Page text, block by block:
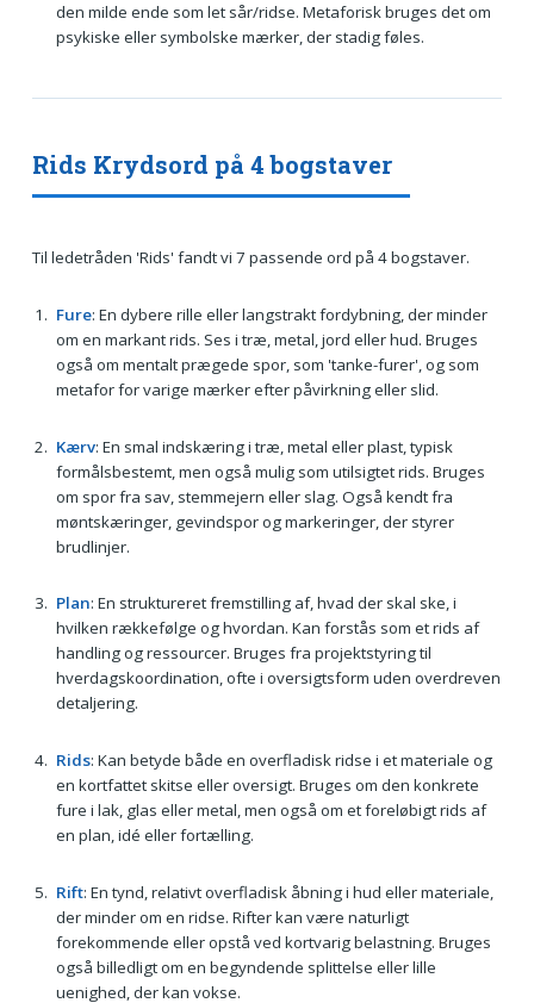
den milde ende som let sår/ridse. Metaforisk bruges det om
psykiske eller symbolske mærker, der stadig føles.
Rids Krydsord på 4 bogstaver
Til ledetråden 'Rids' fandt vi 7 passende ord på 4 bogstaver.
Fure: En dybere rille eller langstrakt fordybning, der minder
om en markant rids. Ses i træ, metal, jord eller hud. Bruges
også om mentalt prægede spor, som 'tanke-furer', og som
metafor for varige mærker efter påvirkning eller slid.
Kærv: En smal indskæring i træ, metal eller plast, typisk
formålsbestemt, men også mulig som utilsigtet rids. Bruges
om spor fra sav, stemmejern eller slag. Også kendt fra
møntskæringer, gevindspor og markeringer, der styrer
brudlinjer.
Plan: En struktureret fremstilling af, hvad der skal ske, i
hvilken rækkefølge og hvordan. Kan forstås som et rids af
handling og ressourcer. Bruges fra projektstyring til
hverdagskoordination, ofte i oversigtsform uden overdreven
detaljering.
Rids: Kan betyde både en overfladisk ridse i et materiale og
en kortfattet skitse eller oversigt. Bruges om den konkrete
fure i lak, glas eller metal, men også om et foreløbigt rids af
en plan, idé eller fortælling.
Rift: En tynd, relativt overfladisk åbning i hud eller materiale,
der minder om en ridse. Rifter kan være naturligt
forekommende eller opstå ved kortvarig belastning. Bruges
også billedligt om en begyndende splittelse eller lille
uenighed, der kan vokse.